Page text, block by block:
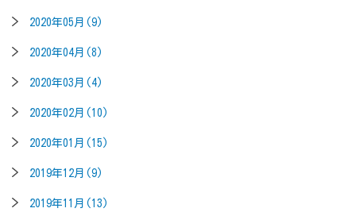
2020年05月(9)
2020年04月(8)
2020年03月(4)
2020年02月(10)
2020年01月(15)
2019年12月(9)
2019年11月(13)